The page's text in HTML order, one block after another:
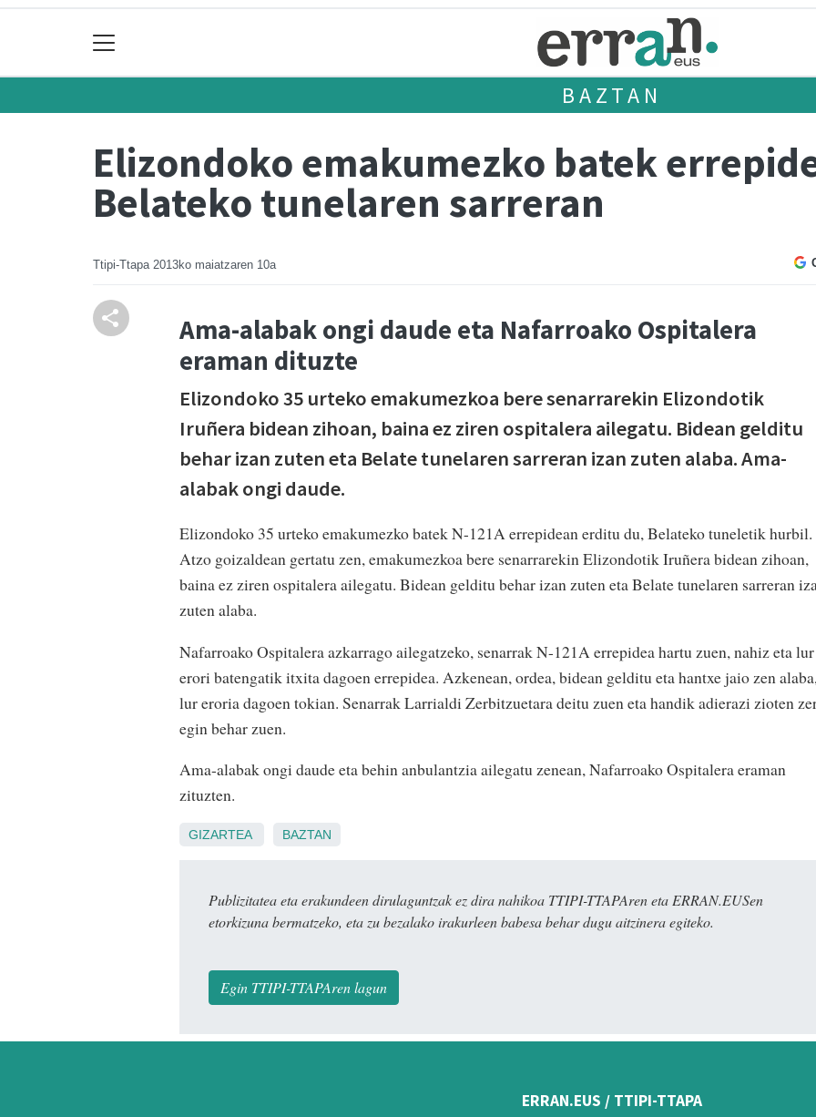
BAZTAN
Elizondoko emakumezko batek
Belateko tunelaren sarreran
Ttipi-Ttapa 2013ko maiatzaren 10a
Ama-alabak ongi daude eta Nafarroako Ospitalera
eraman dituzte
Elizondoko 35 urteko emakumezkoa bere senarrarekin Elizondotik
Iruñera bidean zihoan, baina ez ziren ospitalera ailegatu. Bidean gelditu
behar izan zuten eta Belate tunelaren sarreran izan zuten alaba. Ama-
alabak ongi daude.
Elizondoko 35 urteko emakumezko batek N-121A errepidean erditu du, Belateko tuneletik hurbil.
Atzo goizaldean gertatu zen, emakumezkoa bere senarrarekin Elizondotik Iruñera bidean zihoan,
baina ez ziren ospitalera ailegatu. Bidean gelditu behar izan zuten eta Belate tunelaren sarreran
zuten alaba.
Nafarroako Ospitalera azkarrago ailegatzeko, senarrak N-121A errepidea hartu zuen, nahiz eta lur
erori batengatik itxita dagoen errepidea. Azkenean, ordea, bidean gelditu eta hantxe jaio zen alaba,
lur eroria dagoen tokian. Senarrak Larrialdi Zerbitzuetara deitu zuen eta handik adierazi zioten
egin behar zuen.
Ama-alabak ongi daude eta behin anbulantzia ailegatu zenean, Nafarroako Ospitalera eraman
zituzten.
GIZARTEA BAZTAN
Publizitatea eta erakundeen dirulaguntzak ez dira nahikoa TTIPI-TTAPAren eta ERRAN.EUSen
etorkizuna bermatzeko, eta zu bezalako irakurleen babesa behar dugu aitzinera egiteko.
Egin TTIPI-TTAPAren lagun
ERRAN.EUS / TTIPI-TTAPA